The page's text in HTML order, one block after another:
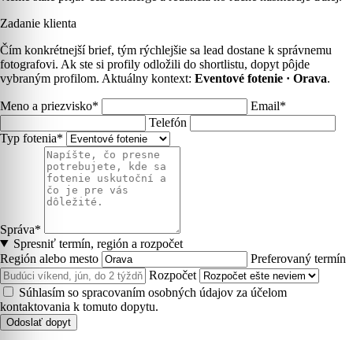
Zadanie klienta
Čím konkrétnejší brief, tým rýchlejšie sa lead dostane k správnemu
fotografovi. Ak ste si profily odložili do shortlistu, dopyt pôjde
vybraným profilom. Aktuálny kontext: Eventové fotenie · Orava.
Meno a priezvisko*
Email*
Telefón
Typ fotenia*
Správa*
Spresniť termín, región a rozpočet
Región alebo mesto
Preferovaný termín
Rozpočet
Súhlasím so spracovaním osobných údajov za účelom
kontaktovania k tomuto dopytu.
Odoslať dopyt